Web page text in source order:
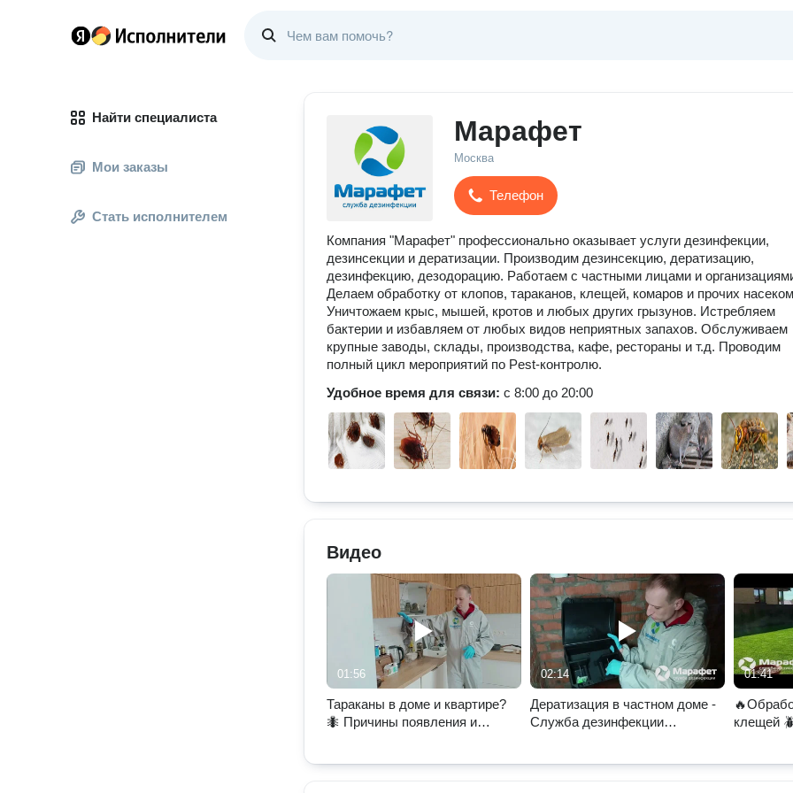
Найти специалиста
Мои заказы
Стать исполнителем
Марафет
Москва
Телефон
Компания "Марафет" профессионально оказывает услуги дезинфекции,
дезинсекции и дератизации. Производим дезинсекцию, дератизацию,
дезинфекцию, дезодорацию. Работаем с частными лицами и
Делаем обработку от клопов, тараканов, клещей, комаров и прочих
Уничтожаем крыс, мышей, кротов и любых других грызунов. Истребляем
бактерии и избавляем от любых видов неприятных запахов. Обслуживаем
крупные заводы, склады, производства, кафе, рестораны и т.д. Проводим
полный цикл мероприятий по Pest-контролю.
Удобное время для связи: с 8:00 до 20:00
Видео
01:56
Тараканы в доме и квартире?
🐜 Причины появления и
02:14
Дератизация в частном доме -
Служба дезинфекции
01:41
клещей